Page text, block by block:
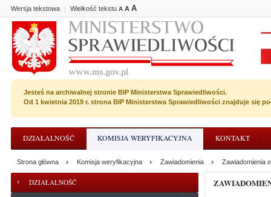
Wersja tekstowa | Wielkość tekstu A A A
Jesteś na archiwalnej stronie BIP Ministerstwa Sprawiedliwości.
Od 1 kwietnia 2019 r. strona BIP Ministerstwa Sprawiedliwości znajduje się
DZIAŁALNOŚĆ KOMISJA WERYFIKACYJNA KONTAKT
DZIAŁALNOŚĆ
Strona główna Komisja weryfikacyjna Zawiadomienia Zawiadomienia